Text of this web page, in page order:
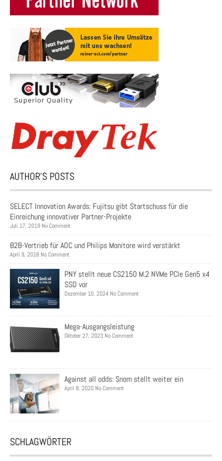
AUTHOR’S POSTS
SELECT Innovation Awards: Fujitsu gibt Startschuss für die
Einreichung innovativer Partner-Projekte
Juli 17, 2019 No Comment
B2B-Vertrieb für AOC und Philips Monitore wird verstärkt
April 9, 2018 No Comment
PNY stellt neue CS2150 M.2 NVMe PCIe Gen5 x4
SSD vor
Dezember 10, 2024 No Comment
Mega-Ausgangsleistung
Oktober 27, 2023 No Comment
Against all odds: Snom stellt weiter ein
April 8, 2020 No Comment
SCHLAGWÖRTER